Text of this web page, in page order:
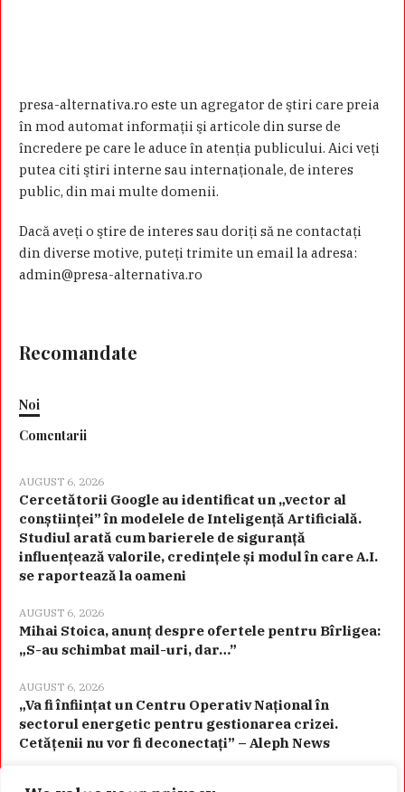
presa-alternativa.ro este un agregator de ştiri care preia
în mod automat informaţii şi articole din surse de
încredere pe care le aduce în atenţia publicului. Aici veţi
putea citi ştiri interne sau internaţionale, de interes
public, din mai multe domenii.
Dacă aveţi o ştire de interes sau doriţi să ne contactaţi
din diverse motive, puteţi trimite un email la adresa:
admin@presa-alternativa.ro
Recomandate
Noi
Comentarii
AUGUST 6, 2026
Cercetătorii Google au identificat un „vector al
conștiinței” în modelele de Inteligență Artificială.
Studiul arată cum barierele de siguranță
influențează valorile, credințele și modul în care A.I.
se raportează la oameni
AUGUST 6, 2026
Mihai Stoica, anunț despre ofertele pentru Bîrligea:
„S-au schimbat mail-uri, dar…”
AUGUST 6, 2026
„Va fi înființat un Centru Operativ Național în
sectorul energetic pentru gestionarea crizei.
Cetățenii nu vor fi deconectați” – Aleph News